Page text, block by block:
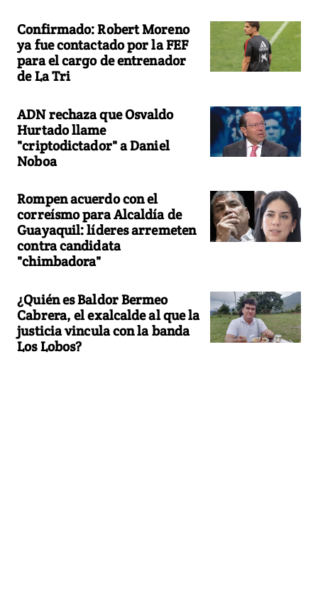
Confirmado: Robert Moreno
ya fue contactado por la FEF
para el cargo de entrenador
de La Tri
ADN rechaza que Osvaldo
Hurtado llame
"criptodictador" a Daniel
Noboa
Rompen acuerdo con el
correísmo para Alcaldía de
Guayaquil: líderes arremeten
contra candidata
"chimbadora"
¿Quién es Baldor Bermeo
Cabrera, el exalcalde al que la
justicia vincula con la banda
Los Lobos?